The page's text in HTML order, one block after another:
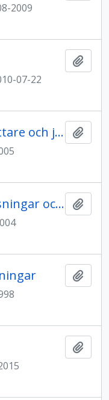
2009
07-22
Förfrågningar från författare och journalister
Förfrågningar om föreläsningar och närvaro vid evenemang